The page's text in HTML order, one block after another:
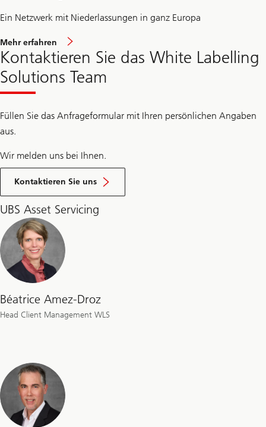
t
Ein Netzwerk mit Niederlassungen in ganz Europa
Mehr erfahren
Kontaktieren Sie das White Labelling
Solutions Team
Füllen Sie das Anfrageformular mit Ihren persönlichen Angaben
aus.
Wir melden uns bei Ihnen.
Kontaktieren Sie uns
UBS Asset Servicing
Béatrice Amez-Droz
Head Client Management WLS